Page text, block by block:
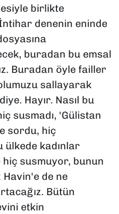
birlikte
denenin eninde
buradan bu emsal
Buradan öyle failler
sallayarak
Hayır. Nasıl bu
susmadı, 'Gülistan
sordu, hiç
ülkede kadınlar
hiç susmuyor, bunun
Havin'e de ne
Bütün
etkin